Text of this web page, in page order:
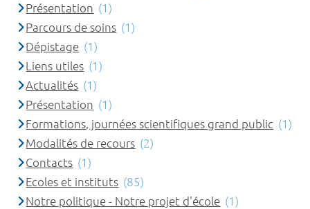
Présentation (1)
Parcours de soins (1)
Dépistage (1)
Liens utiles (1)
Actualités (1)
Présentation (1)
Formations, journées scientifiques grand public (1)
Modalités de recours (2)
Contacts (1)
Ecoles et instituts (85)
Notre politique - Notre projet d'école (1)